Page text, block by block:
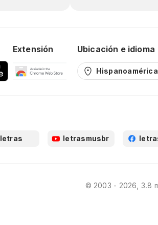
Extensión Ubicación e idioma
Hispanoamérica
letras letrasmusbr
© 2003 - 2026, 3.8